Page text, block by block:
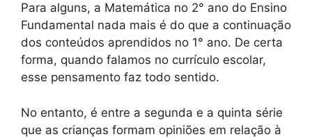
Para alguns, a Matemática no 2° ano do Ensino
Fundamental nada mais é do que a continuação
dos conteúdos aprendidos no 1° ano. De certa
forma, quando falamos no currículo escolar,
esse pensamento faz todo sentido.
No entanto, é entre a segunda e a quinta série
que as crianças formam opiniões em relação à